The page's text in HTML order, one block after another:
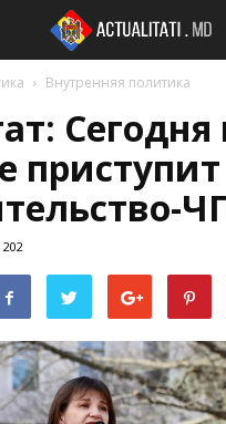
Внутренняя политика
Сегодня
202